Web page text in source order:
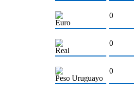
Euro
0
Real
0
Peso Uruguayo
0